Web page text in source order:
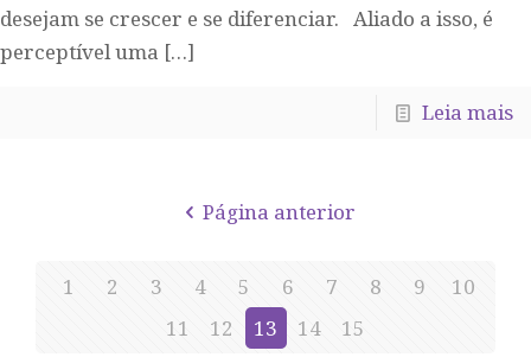
desejam se crescer e se diferenciar. Aliado a isso, é
perceptível uma […]
Leia mais
Página anterior
1 2 3 4 5 6 7 8 9
10
11
12 13 14
15